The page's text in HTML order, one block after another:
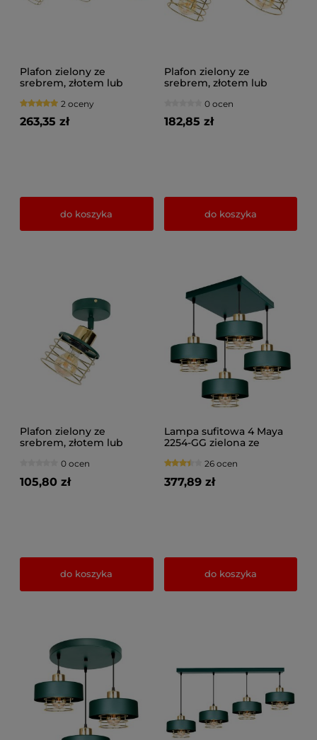
Plafon zielony ze
srebrem, złotem lub
na przegubach
2 oceny
263,35 zł
do koszyka
Plafon zielony ze
srebrem, złotem lub
na przegubach
0 ocen
182,85 zł
do koszyka
Plafon zielony ze
srebrem, złotem lub
przegubie0 ocen
105,80 zł
do koszyka
Lampa sufitowa 4 Maya
2254-GG zielona ze
miedzią
26 ocen
377,89 zł
do koszyka